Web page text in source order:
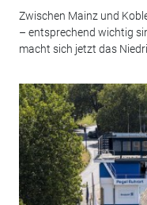
Zwischen Mainz und
– entsprechend wichtig
macht sich jetzt das